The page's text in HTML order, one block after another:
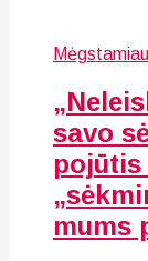
savo
pojūtis
mums